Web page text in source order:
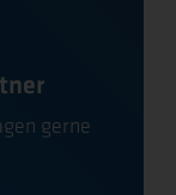
gerne